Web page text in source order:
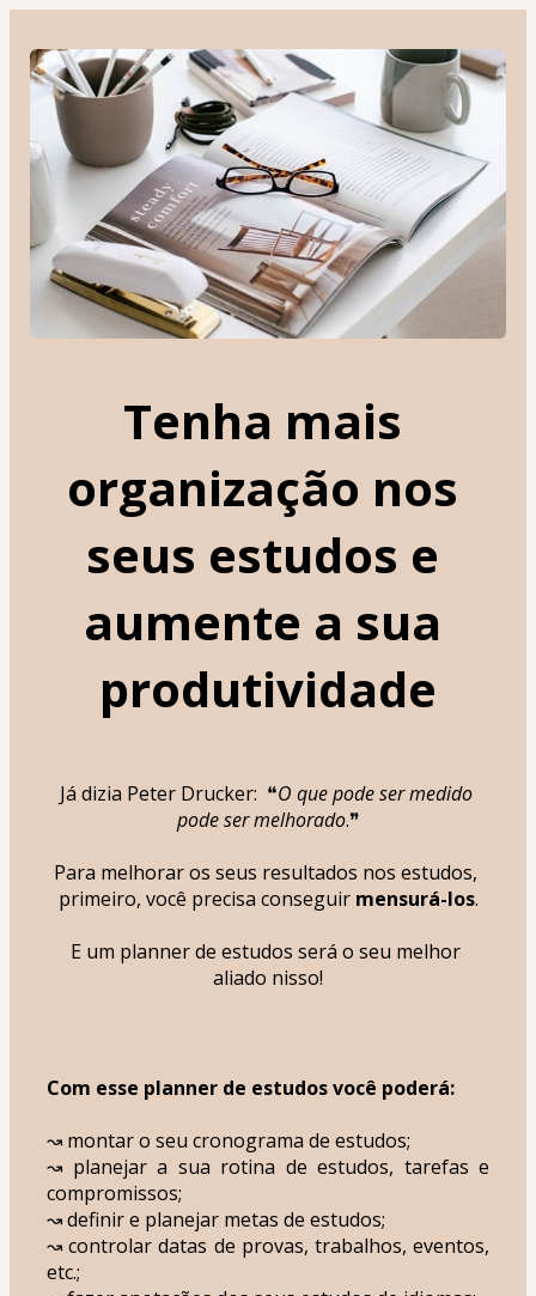
Tenha mais
organização nos
seus estudos e
aumente a sua
produtividade
Já dizia Peter Drucker:  ❝O que pode ser medido
pode ser melhorado.❞
Para melhorar os seus resultados nos estudos,
primeiro, você precisa conseguir mensurá-los.
E um planner de estudos será o seu melhor
aliado nisso!
Com esse planner de estudos você poderá:
↝ montar o seu cronograma de estudos;
↝ planejar a sua rotina de estudos, tarefas e
compromissos;
↝ definir e planejar metas de estudos;
↝ controlar datas de provas, trabalhos, eventos,
etc.;